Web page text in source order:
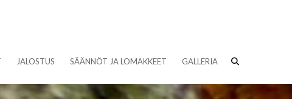
JALOSTUS SÄÄNNÖT JA LOMAKKEET GALLERIA